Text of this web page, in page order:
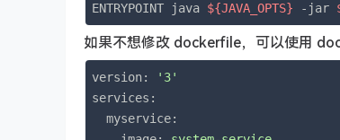
ENTRYPOINT java ${JAVA_OPTS} -jar
如果不想修改 dockerfile，可以使用
version:
'3'
services:
myservice: